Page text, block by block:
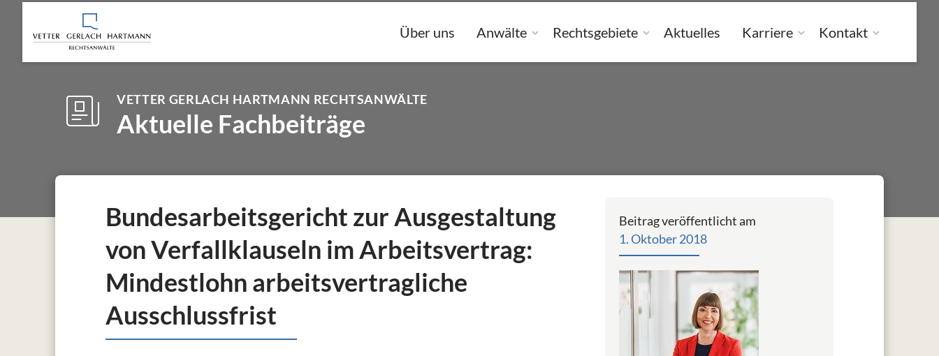
Über uns Anwälte Rechtsgebiete Aktuelles Karriere Kontakt
VETTER GERLACH HARTMANN RECHTSANWÄLTE
Aktuelle Fachbeiträge
Bundesarbeitsgericht zur Ausgestaltung
von Verfallklauseln im Arbeitsvertrag:
Mindestlohn arbeitsvertragliche
Ausschlussfrist
Beitrag veröffentlicht am
1. Oktober 2018